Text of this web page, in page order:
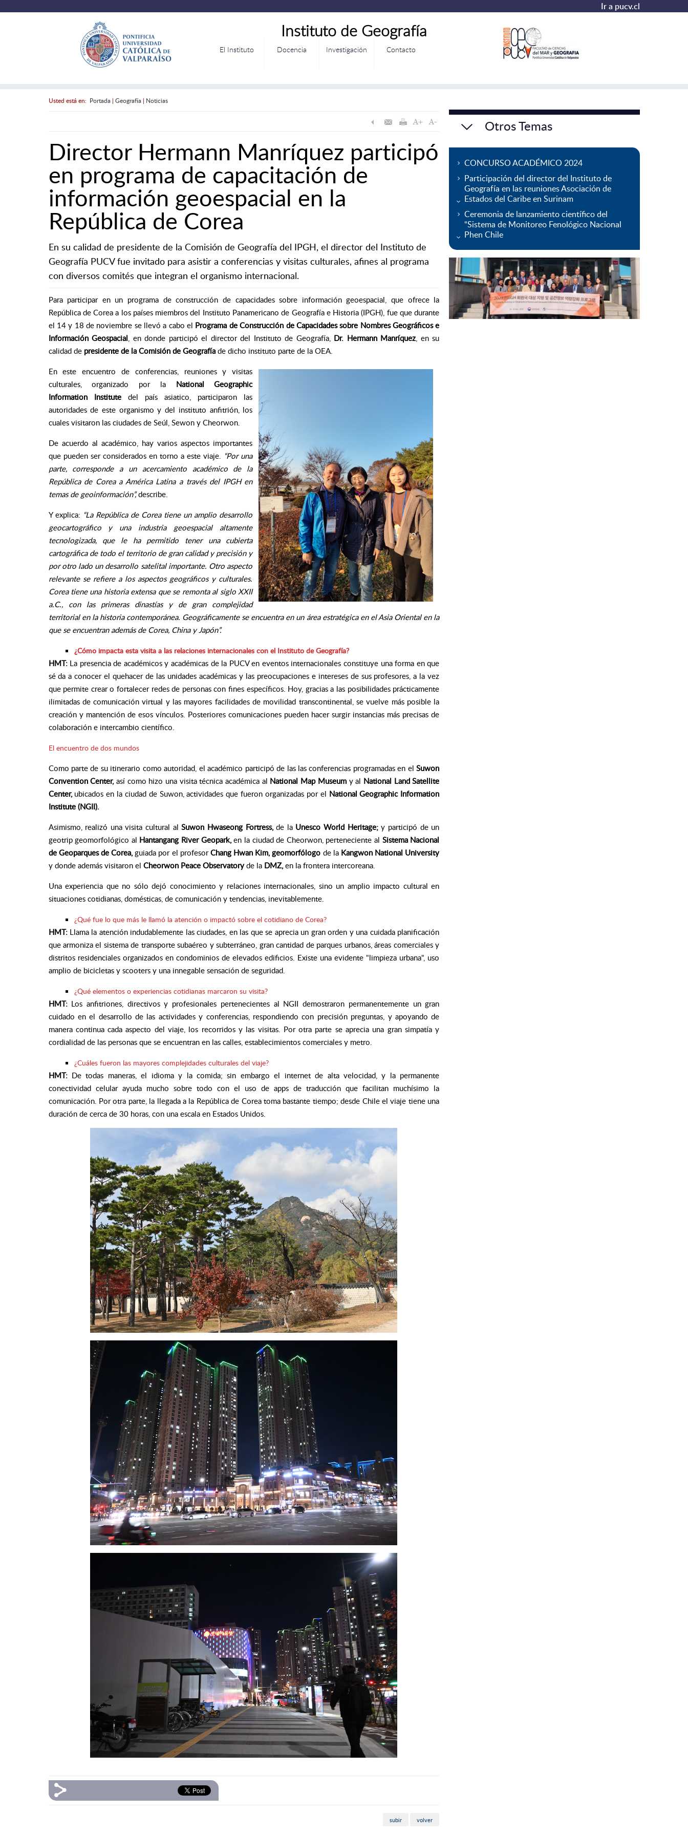
Ir a pucv.cl
Instituto de Geografía
El Instituto Docencia Investigación Contacto
Usted está en: Portada| Geografía| Noticias
Director Hermann Manríquez participó
en programa de capacitación de
información geoespacial en la
República de Corea
En su calidad de presidente de la Comisión de Geografía del IPGH, el director del Instituto de
Geografía PUCV fue invitado para asistir a conferencias y visitas culturales, afines al programa
con diversos comités que integran el organismo internacional.
Para participar en un programa de construcción de capacidades sobre información geoespacial,que ofrece la
República de Corea a los países miembros del Instituto Panamericano de Geografía e Historia (IPGH), fue que durante
el 14 y 18 de noviembre se llevó a cabo el Programa de Construcción de Capacidades sobre Nombres Geográficos e
Información Geospacial, en donde participó el director del Instituto de Geografía, Dr. Hermann Manríquez, en su
calidad de presidente de la Comisión de Geografíade dicho instituto parte de la OEA.
En este encuentro de conferencias, reuniones y visitas
culturales, organizado por la National Geographic
Information Institutedel país asiatico, participaron las
autoridades de este organismo y del instituto anfitrión, los
cuales visitaron las ciudades de Seúl, Sewon y Cheorwon.
De acuerdo al académico, hay varios aspectos importantes
que pueden ser considerados en torno a este viaje. “Por una
parte, corresponde a un acercamiento académico de la
República de Corea a América Latina a través del IPGH en
temas de geoinformación”,describe.
Y explica: “La República de Corea tiene un amplio desarrollo
geocartográfico y una industria geoespacial altamente
tecnologizada, que le ha permitido tener una cubierta
cartográfica de todo el territorio de gran calidad y precisión y
por otro lado un desarrollo satelital importante. Otro aspecto
relevante se refiere a los aspectos geográficos y culturales.
Corea tiene una historia extensa que se remonta al siglo XXII
a.C., con las primeras dinastías y de gran complejidad
territorial en la historia contemporánea. Geográficamente se encuentra en un área estratégica en el Asia Oriental en la
que se encuentran además de Corea, China y Japón”.
¿Cómo impacta esta visita a las relaciones internacionales con el Instituto de Geografía?
HMT: La presencia de académicos y académicas de la PUCV en eventos internacionales constituye una forma en que
sé da a conocer el quehacer de las unidades académicas y las preocupaciones e intereses de sus profesores, a la vez
que permite crear o fortalecer redes de personas con fines específicos. Hoy, gracias a las posibilidades prácticamente
ilimitadas de comunicación virtual y las mayores facilidades de movilidad transcontinental, se vuelve más posible la
creación y mantención de esos vínculos. Posteriores comunicaciones pueden hacer surgir instancias más precisas de
colaboración e intercambio científico.
El encuentro de dos mundos
Como parte de su itinerario como autoridad, el académico participó de las las conferencias programadas en el Suwon
Convention Center, así como hizo una visita técnica académica al National Map Museumy al National Land Satellite
Center, ubicados en la ciudad de Suwon, actividades que fueron organizadas por el National Geographic Information
Institute (NGII).
Asimismo, realizó una visita cultural alSuwon Hwaseong Fortress,de laUnesco World Heritage;y participó de un
geotrip geomorfológico al Hantangang River Geopark,en la ciudad de Cheorwon, perteneciente al Sistema Nacional
de Geoparques de Corea,guiada por el profesorChang Hwan Kim, geomorfólogo de la Kangwon National University
y donde además visitaron el Cheorwon Peace Observatoryde laDMZ,en la frontera intercoreana.
Una experiencia que no sólo dejó conocimiento y relaciones internacionales, sino un amplio impacto cultural en
situaciones cotidianas, domésticas, de comunicación y tendencias, inevitablemente.
¿Qué fue lo que más le llamó la atención o impactó sobre el cotidiano de Corea?
HMT: Llama la atención indudablemente las ciudades, en las que se aprecia un gran orden y una cuidada planificación
que armoniza el sistema de transporte subaéreo y subterráneo, gran cantidad de parques urbanos, áreas comerciales y
distritos residenciales organizados en condominios de elevados edificios. Existe una evidente "limpieza urbana", uso
amplio de bicicletas y scooters y una innegable sensación de seguridad.
¿Qué elementos o experiencias cotidianas marcaron su visita?
HMT: Los anfitriones, directivos y profesionales pertenecientes al NGII demostraron permanentemente un gran
cuidado en el desarrollo de las actividades y conferencias, respondiendo con precisión preguntas, y apoyando de
manera continua cada aspecto del viaje, los recorridos y las visitas. Por otra parte se aprecia una gran simpatía y
cordialidad de las personas que se encuentran en las calles, establecimientos comerciales y metro.
¿Cuáles fueron las mayores complejidades culturales del viaje?
HMT: De todas maneras, el idioma y la comida; sin embargo el internet de alta velocidad, y la permanente
conectividad celular ayuda mucho sobre todo con el uso de apps de traducción que facilitan muchísimo la
comunicación. Por otra parte, la llegada a la República de Corea toma bastante tiempo; desde Chile el viaje tiene una
duración de cerca de 30 horas, con una escala en Estados Unidos.
subir volver
Otros Temas
CONCURSO ACADÉMICO 2024
Participación del director del Instituto de
Geografía en las reuniones Asociación de
Estados del Caribe en Surinam
Ceremonia de lanzamiento científico del
“Sistema de Monitoreo Fenológico Nacional
Phen Chile